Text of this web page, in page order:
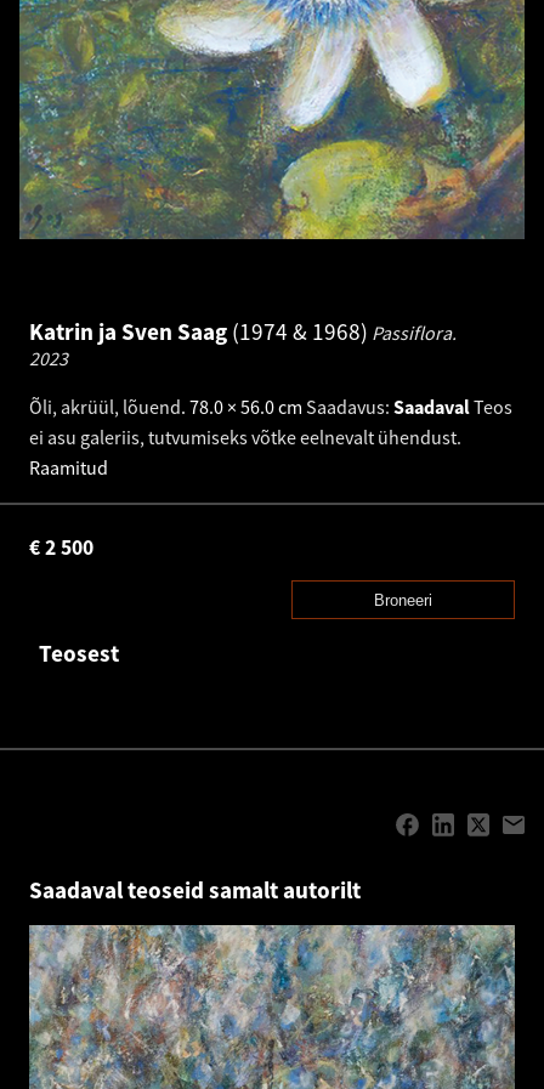
Katrin ja Sven Saag 1974 & 1968 Passiflora.
2023
Õli, akrüül, lõuend. 78.0 × 56.0 cm Saadavus: SaadavalTeos
ei asu galeriis, tutvumiseks võtke eelnevalt ühendust.
Raamitud
2 500
€
Broneeri
Teosest
Saadaval teoseid samalt autorilt